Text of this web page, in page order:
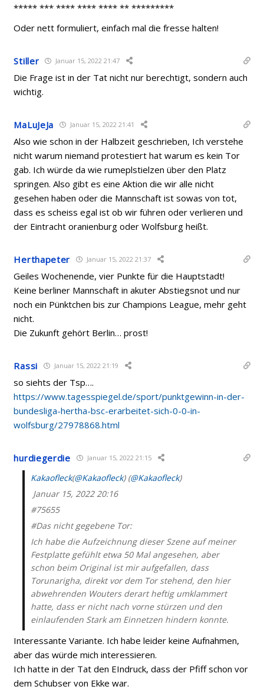
***** *** **** **** **** ** *********
Oder nett formuliert, einfach mal die fresse halten!
Stiller Januar 15, 2022 21:47
Die Frage ist in der Tat nicht nur berechtigt, sondern auch
wichtig.
MaLuJeJa Januar 15, 2022 21:41
Also wie schon in der Halbzeit geschrieben, Ich verstehe
nicht warum niemand protestiert hat warum es kein Tor
gab. Ich würde da wie rumeplstielzen über den Platz
springen. Also gibt es eine Aktion die wir alle nicht
gesehen haben oder die Mannschaft ist sowas von tot,
dass es scheiss egal ist ob wir führen oder verlieren und
der Eintracht oranienburg oder Wolfsburg heißt.
Herthapeter Januar 15, 2022 21:37
Geiles Wochenende, vier Punkte für die Hauptstadt!
Keine berliner Mannschaft in akuter Abstiegsnot und nur
noch ein Pünktchen bis zur Champions League, mehr geht
nicht.
Die Zukunft gehört Berlin… prost!
Rassi Januar 15, 2022 21:19
so siehts der Tsp….
https://www.tagesspiegel.de/sport/punktgewinn-in-der-
bundesliga-hertha-bsc-erarbeitet-sich-0-0-in-
wolfsburg/27978868.html
hurdiegerdie Januar 15, 2022 21:15
Kakaofleck(@Kakaofleck) (@Kakaofleck)
Januar 15, 2022 20:16
#75655
#Das nicht gegebene Tor:
Ich habe die Aufzeichnung dieser Szene auf meiner
Festplatte gefühlt etwa 50 Mal angesehen, aber
schon beim Original ist mir aufgefallen, dass
Torunarigha, direkt vor dem Tor stehend, den hier
abwehrenden Wouters derart heftig umklammert
hatte, dass er nicht nach vorne stürzen und den
einlaufenden Stark am Einnetzen hindern konnte.
Interessante Variante. Ich habe leider keine Aufnahmen,
aber das würde mich interessieren.
Ich hatte in der Tat den EIndruck, dass der Pfiff schon vor
dem Schubser von Ekke war.